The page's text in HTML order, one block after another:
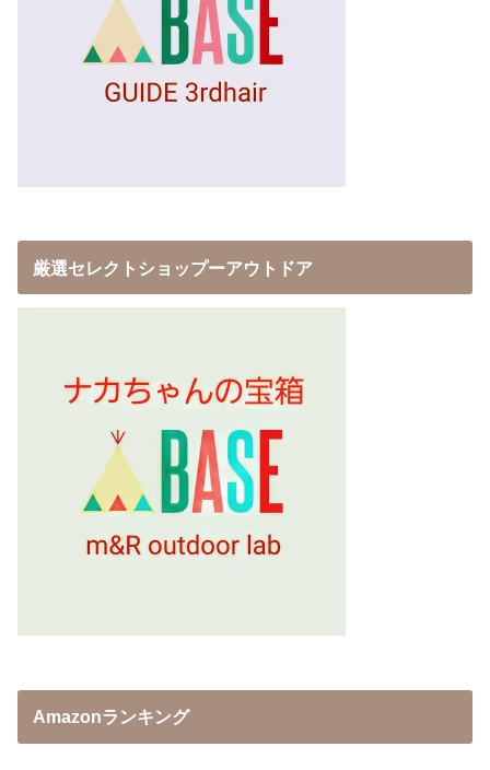
厳選セレクトショップーアウトドア
Amazonランキング